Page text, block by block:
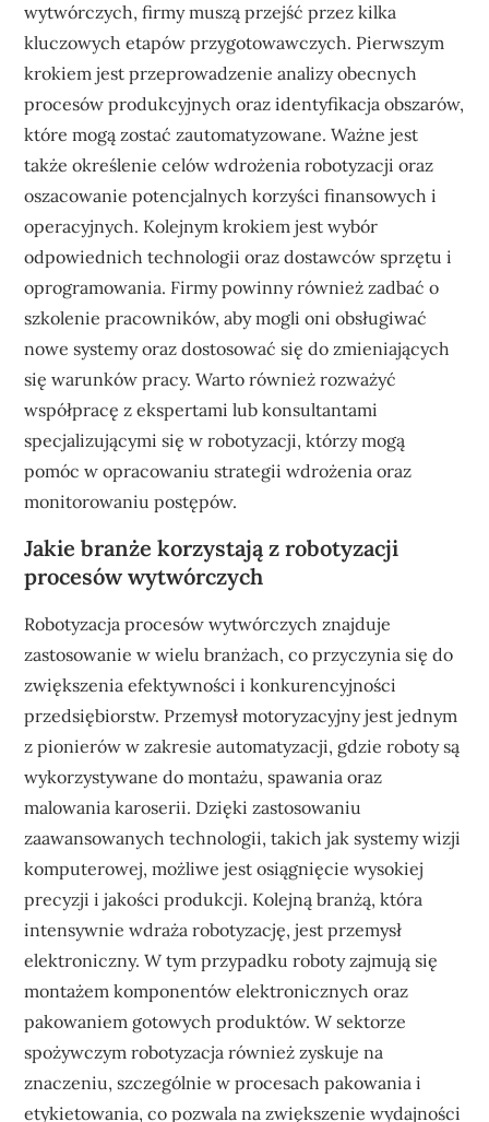
wytwórczych, firmy muszą przejść przez kilka
kluczowych etapów przygotowawczych. Pierwszym
krokiem jest przeprowadzenie analizy obecnych
procesów produkcyjnych oraz identyfikacja obszarów,
które mogą zostać zautomatyzowane. Ważne jest
także określenie celów wdrożenia robotyzacji oraz
oszacowanie potencjalnych korzyści finansowych i
operacyjnych. Kolejnym krokiem jest wybór
odpowiednich technologii oraz dostawców sprzętu i
oprogramowania. Firmy powinny również zadbać o
szkolenie pracowników, aby mogli oni obsługiwać
nowe systemy oraz dostosować się do zmieniających
się warunków pracy. Warto również rozważyć
współpracę z ekspertami lub konsultantami
specjalizującymi się w robotyzacji, którzy mogą
pomóc w opracowaniu strategii wdrożenia oraz
monitorowaniu postępów.
Jakie branże korzystają z robotyzacji
procesów wytwórczych
Robotyzacja procesów wytwórczych znajduje
zastosowanie w wielu branżach, co przyczynia się do
zwiększenia efektywności i konkurencyjności
przedsiębiorstw. Przemysł motoryzacyjny jest jednym
z pionierów w zakresie automatyzacji, gdzie roboty są
wykorzystywane do montażu, spawania oraz
malowania karoserii. Dzięki zastosowaniu
zaawansowanych technologii, takich jak systemy wizji
komputerowej, możliwe jest osiągnięcie wysokiej
precyzji i jakości produkcji. Kolejną branżą, która
intensywnie wdraża robotyzację, jest przemysł
elektroniczny. W tym przypadku roboty zajmują się
montażem komponentów elektronicznych oraz
pakowaniem gotowych produktów. W sektorze
spożywczym robotyzacja również zyskuje na
znaczeniu, szczególnie w procesach pakowania i
etykietowania, co pozwala na zwiększenie wydajności